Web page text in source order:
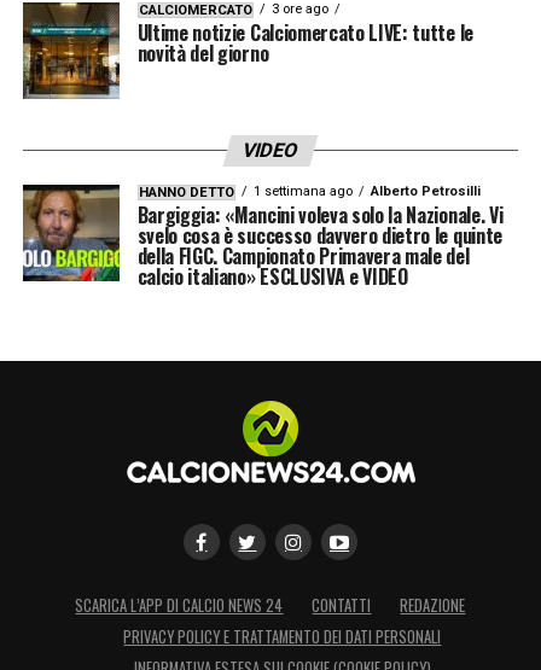
CALCIOMERCATO 3 ore ago
Ultime notizie Calciomercato LIVE: tutte le
novità del giorno
VIDEO
HANNO DETTO 1 settimana ago Alberto Petrosilli
Bargiggia: «Mancini voleva solo la Nazionale. Vi
svelo cosa è successo davvero dietro le quinte
della FIGC. Campionato Primavera male del
calcio italiano» ESCLUSIVA e VIDEO
SCARICA L’APP DI CALCIO NEWS 24 CONTATTI
REDAZIONE
PRIVACY POLICY E TRATTAMENTO DEI DATI PERSONALI